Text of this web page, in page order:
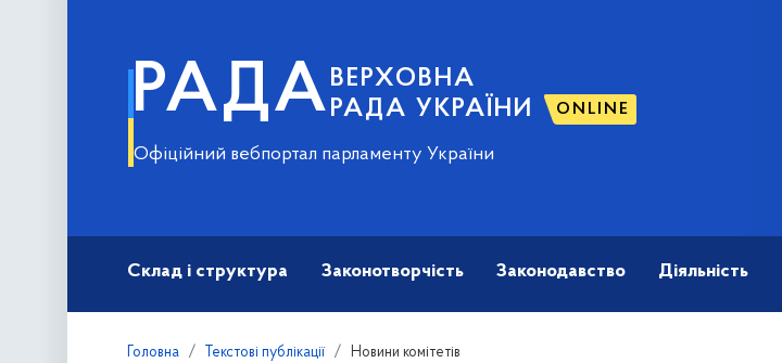
РАДА ВЕРХОВНА
РАДА УКРАЇНИ
ONLINE
Офіційний вебпортал парламенту України
Склад і структура Законотворчість Законодавство Діяльність
Головна Текстові публікації Новини комітетів